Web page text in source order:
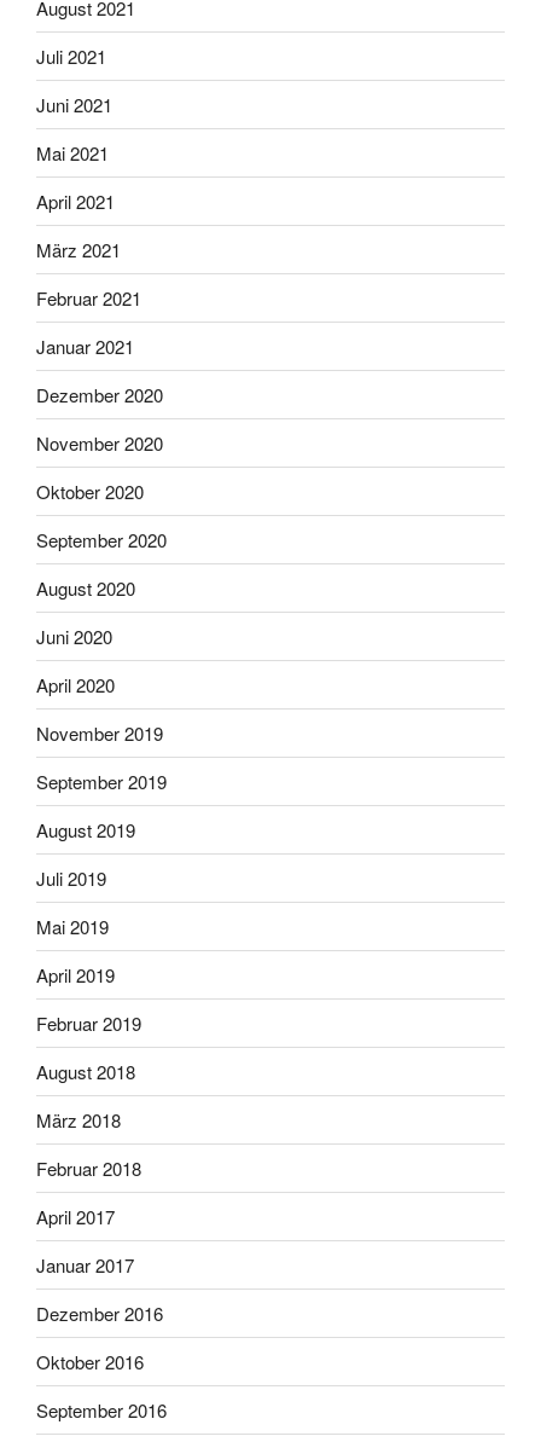
August 2021
Juli 2021
Juni 2021
Mai 2021
April 2021
März 2021
Februar 2021
Januar 2021
Dezember 2020
November 2020
Oktober 2020
September 2020
August 2020
Juni 2020
April 2020
November 2019
September 2019
August 2019
Juli 2019
Mai 2019
April 2019
Februar 2019
August 2018
März 2018
Februar 2018
April 2017
Januar 2017
Dezember 2016
Oktober 2016
September 2016